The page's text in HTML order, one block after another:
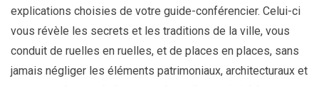
explications choisies de votre guide-conférencier. Celui-ci
vous révèle les secrets et les traditions de la ville, vous
conduit de ruelles en ruelles, et de places en places, sans
jamais négliger les éléments patrimoniaux, architecturaux et